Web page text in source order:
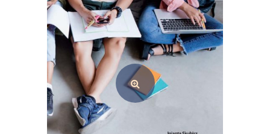
45,00zł
Dodaj do koszyka